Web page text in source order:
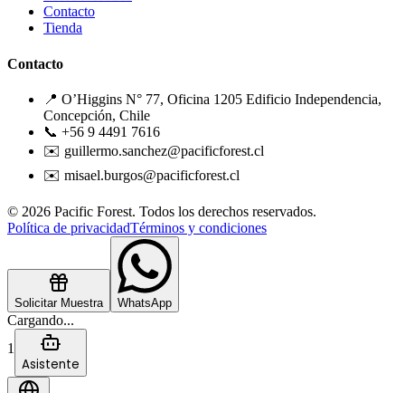
Contacto
Tienda
Contacto
📍 O’Higgins N° 77, Oficina 1205 Edificio Independencia,
Concepción, Chile
📞 +56 9 4491 7616
✉️ guillermo.sanchez@pacificforest.cl
✉️ misael.burgos@pacificforest.cl
© 2026 Pacific Forest. Todos los derechos reservados.
Política de privacidadTérminos y condiciones
Solicitar Muestra WhatsApp
Cargando...
1
Asistente